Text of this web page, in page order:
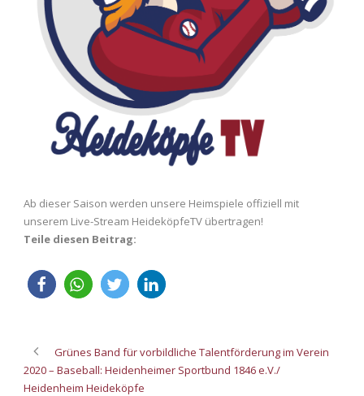
Ab dieser Saison werden unsere Heimspiele offiziell mit
unserem Live-Stream HeideköpfeTV übertragen!
Teile diesen Beitrag:
Grünes Band für vorbildliche Talentförderung im Verein
2020 – Baseball: Heidenheimer Sportbund 1846 e.V./
Heidenheim Heideköpfe